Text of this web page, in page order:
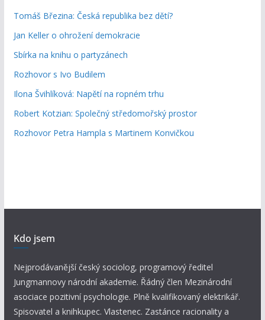
Tomáš Březina: Česká republika bez dětí?
Jan Keller o ohrožení demokracie
Sbírka na knihu o partyzánech
Rozhovor s Ivo Budilem
Ilona Švihlíková: Napětí na ropném trhu
Robert Kotzian: Společný středomořský prostor
Rozhovor Petra Hampla s Martinem Konvičkou
Kdo jsem
Nejprodávanější český sociolog, programový ředitel
Jungmannovy národní akademie. Řádný člen Mezinárodní
asociace pozitivní psychologie. Plně kvalifikovaný elektrikář.
Spisovatel a knihkupec. Vlastenec. Zastánce racionality a